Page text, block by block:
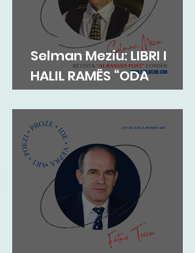
Selman Meziu: LIBRI I
HALIL RAMËS “ODA
DIBRANE”